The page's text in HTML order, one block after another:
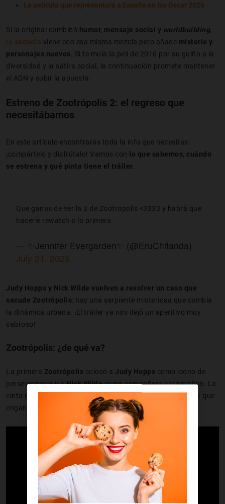
La película que representará a España en los Óscar 2026
Si la original combinó humor, mensaje social y worldbuilding,
la secuela viene con esa misma mezcla pero añade misterio y
personajes nuevos . Si te mola la peli de 2016 por su guiño a la
diversidad y la sátira social, la continuación promete mantener
el ADN y subir la apuesta.
Estreno de Zootrópolis 2: el regreso que
necesitábamos
En este artículo encontrarás toda la info que necesitas:
¡compártelo y disfrútalo! Vamos con
lo que sabemos, cuándo
se estrena y qué pinta tiene el tráiler
Que ganas de ver la 2 de Zootropolis <3333 y habrá que
hacerle rewatch a la primera
— ✨Jennifer Evergarden✨ (@EruChitanda)
July 31, 2025
Judy Hopps y Nick Wilde vuelven a resolver un caso que
sacude Zootrópolis: hay una serpiente misteriosa que cambia
la dinámica urbana. ¡El tráiler ya nos dejó un aperitivo muy
sabroso!
Zootrópolis: ¿de qué va?
La primera Zootrópolis colocó a Judy Hopps como icono de
perseverancia y aNick Wildecomo compañero carismático. La
cinta mezcló
comedia, crítica social y
que
engancha a peques y adultos por igual.